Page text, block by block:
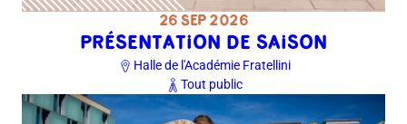
26 SEP 2026
PRÉSENTATION DE SAISON
Halle de l'Académie Fratellini
Tout public